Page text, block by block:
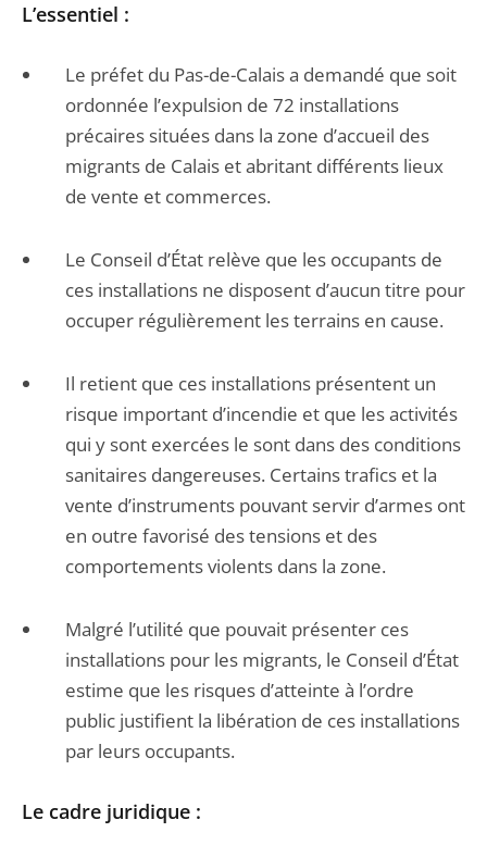
L’essentiel :
Le préfet du Pas-de-Calais a demandé que soit
ordonnée l’expulsion de 72 installations
précaires situées dans la zone d’accueil des
migrants de Calais et abritant différents lieux
de vente et commerces.
Le Conseil d’État relève que les occupants de
ces installations ne disposent d’aucun titre pour
occuper régulièrement les terrains en cause.
Il retient que ces installations présentent un
risque important d’incendie et que les activités
qui y sont exercées le sont dans des conditions
sanitaires dangereuses. Certains trafics et la
vente d’instruments pouvant servir d’armes ont
en outre favorisé des tensions et des
comportements violents dans la zone.
Malgré l’utilité que pouvait présenter ces
installations pour les migrants, le Conseil d’État
estime que les risques d’atteinte à l’ordre
public justifient la libération de ces installations
par leurs occupants.
Le cadre juridique :